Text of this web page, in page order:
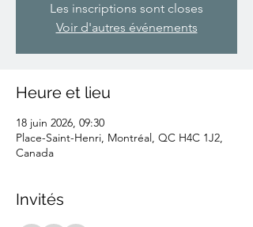
Les inscriptions sont closes
Voir d'autres événements
Heure et lieu
18 juin 2026, 09:30
Place-Saint-Henri, Montréal, QC H4C 1J2,
Canada
Invités